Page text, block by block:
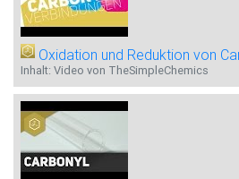
Oxidation und Reduktion von
Inhalt: Video von TheSimpleChemics